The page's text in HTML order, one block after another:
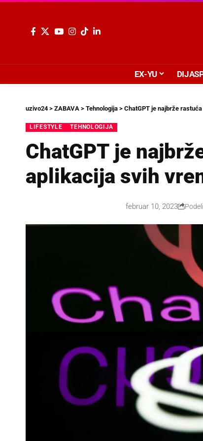
EX-YU
uzivo24> ZABAVA > Tehnologija > ChatGPT je najbrže
LIFESTYLE TEHNOLOGIJA
ChatGPT je
aplikacija svih
februar 10, 2023